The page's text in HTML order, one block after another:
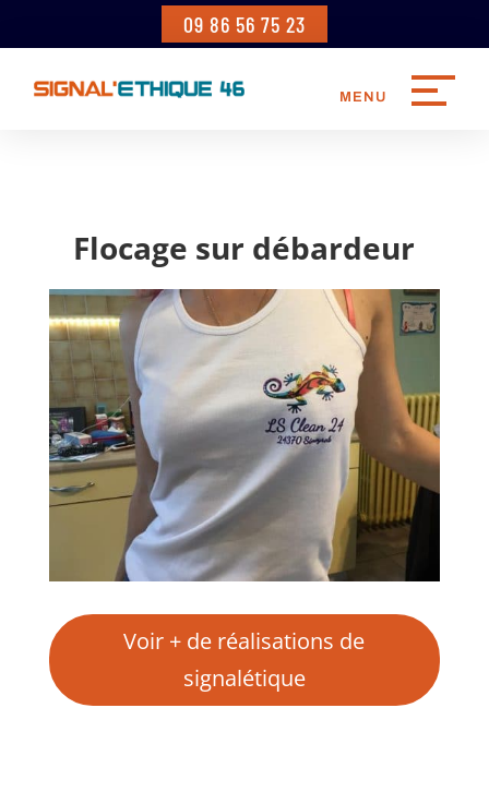
09 86 56 75 23
Flocage sur débardeur
Voir + de réalisations de
signalétique